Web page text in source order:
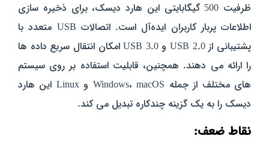
ظرفیت 500 گیگابایتی این هارد دیسک، برای ذخیره سازی
اطلاعات پربار کاربران ایده‌آل
است. اتصالات USB متعدد با
پشتیبانی از USB 2.0 و USB 3.0 امکان انتقال سریع داده‌ ها
را ارائه می‌ دهند. همچنین، قابلیت استفاده بر روی سیستم‌
های مختلف از جمله Windows، macOS و Linux این هارد
دیسک را به یک گزینه چندکاره تبدیل می‌ کند.
نقاط ضعف: